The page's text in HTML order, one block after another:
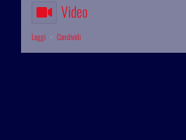
Video
Leggi · Condividi